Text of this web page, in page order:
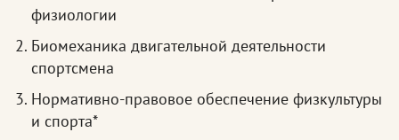
физиологии
Биомеханика двигательной деятельности
спортсмена
Нормативно-правовое обеспечение физкультуры
и спорта*